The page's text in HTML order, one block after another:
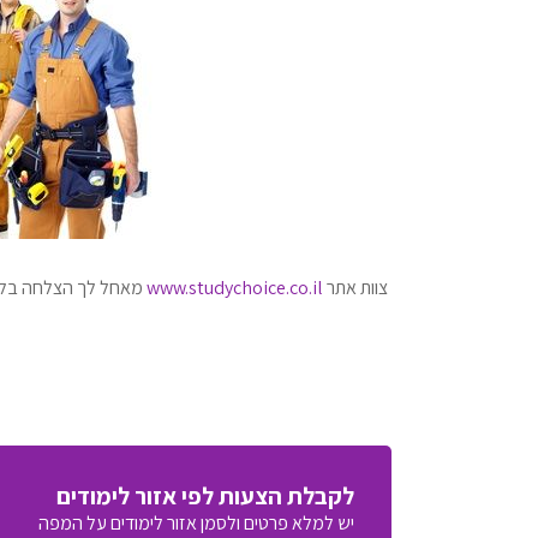
צוות אתרwww.studychoice.co.ilמאחל לך הצלחה
לקבלת הצעות לפי אזור לימודים
יש למלא פרטים ולסמן אזור לימודים על המפה